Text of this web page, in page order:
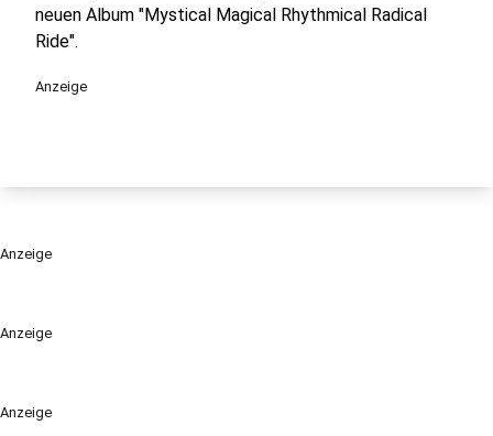
Anzeige
Anzeige
neuen Album "Mystical Magical Rhythmical Radical
Ride".
Anzeige
Anzeige